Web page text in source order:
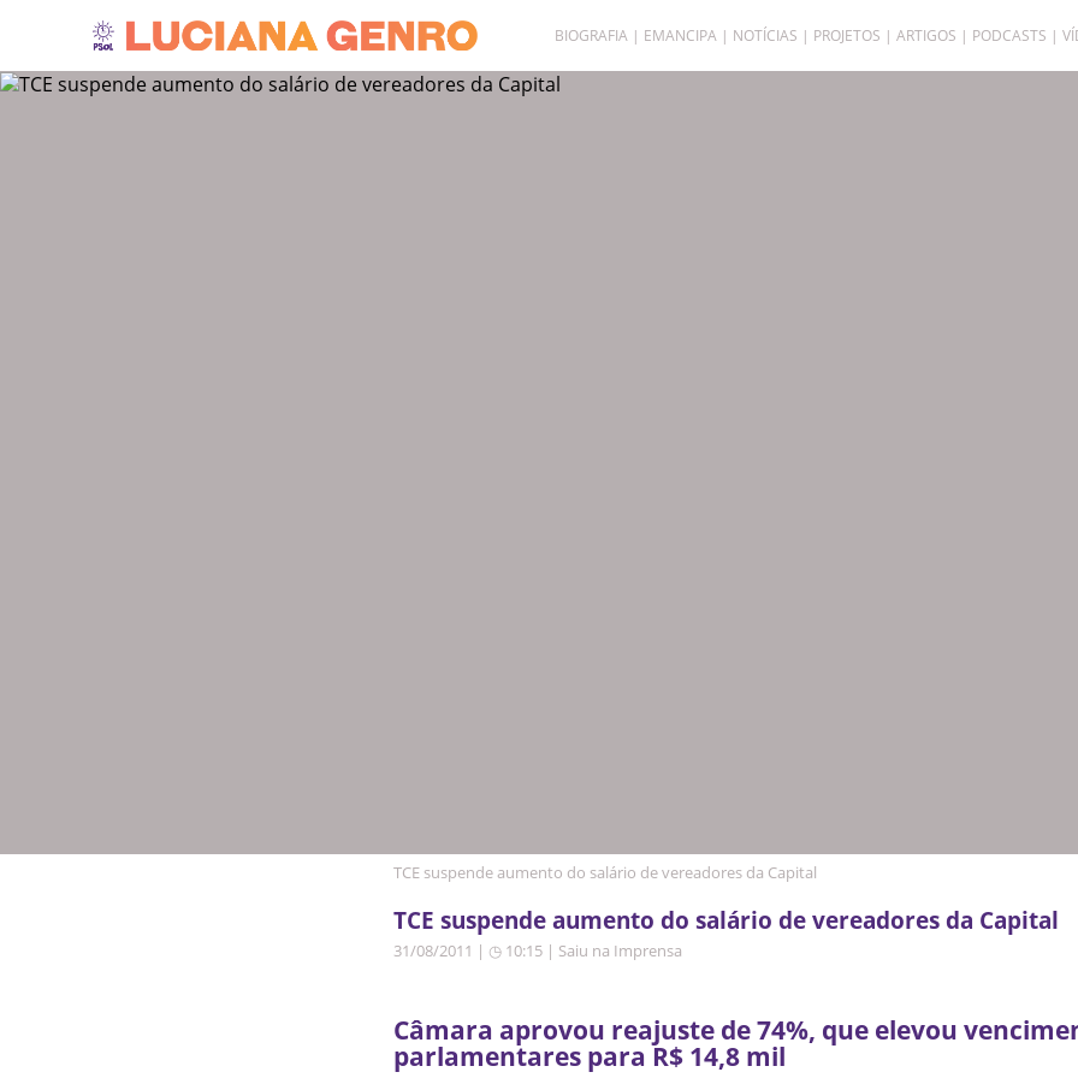
BIOGRAFIA EMANCIPA NOTÍCIAS PROJETOS ARTIGOS PODCASTS
TCE suspende aumento do salário de vereadores da Capital
TCE suspende aumento do salário de vereadores da Capital
31/08/2011 | ◷ 10:15 | Saiu na Imprensa
Câmara aprovou reajuste de 74%, que elevou
parlamentares para R$ 14,8 mil